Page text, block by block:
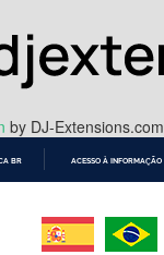
by DJ-Extensions.com
CONTEÚDO
BR ACESSO À INFORMAÇÃO